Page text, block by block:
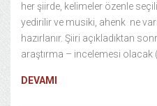
her şiirde, kelimeler özenle
yedirilir ve musiki, ahenk ne
hazırlanır. Şiiri açıkladıktan
araştırma – incelemesi olacak
DEVAMI